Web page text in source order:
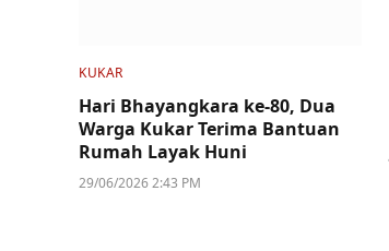
KUKAR
Hari Bhayangkara ke-80, Dua
Warga Kukar Terima Bantuan
Rumah Layak Huni
29/06/2026 2:43 PM